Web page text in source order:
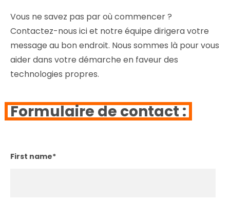
Vous ne savez pas par où commencer ?
Contactez-nous ici et notre équipe dirigera votre
message au bon endroit. Nous sommes là pour vous
aider dans votre démarche en faveur des
technologies propres.
Formulaire de contact :
First name*